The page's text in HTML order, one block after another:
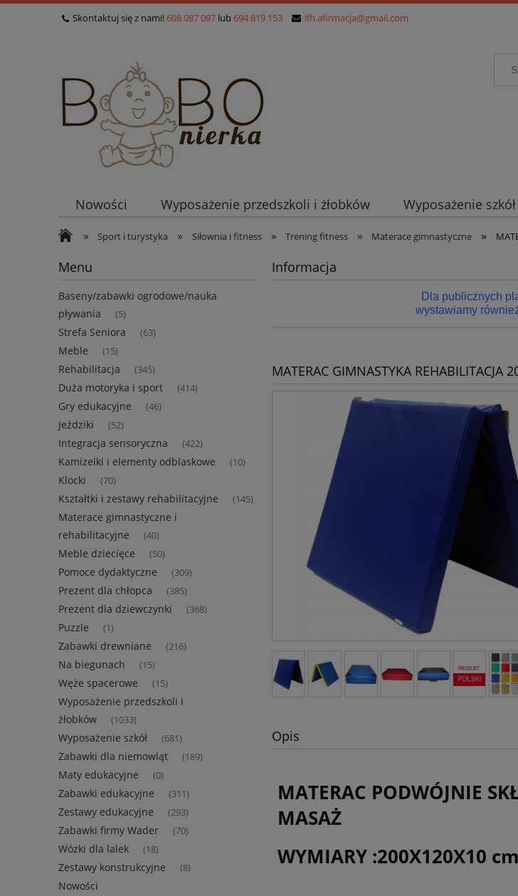
Skontaktuj się z nami! 608 087 097 lub 694 819 153
ifh.afirmacja@gmail.com
Nowości Wyposażenie przedszkoli i żłobków Wyposażenie szkół
» Sport i turystyka » Siłownia i fitness » Trening fitness » Materace gimnastyczne »
Menu
Baseny/zabawki ogrodowe/nauka
pływania
(5)
Strefa Seniora (63)
Meble (15)
Rehabilitacja (345)
Duża motoryka i sport (414)
Gry edukacyjne (46)
Jeździki (52)
Integracja sensoryczna (422)
Kamizelki i elementy odblaskowe (10)
Klocki (70)
Kształtki i zestawy rehabilitacyjne (145)
Materace gimnastyczne i
rehabilitacyjne
(40)
Meble dziecięce (50)
Pomoce dydaktyczne (309)
Prezent dla chłopca (385)
Prezent dla dziewczynki (368)
Puzzle (1)
Zabawki drewniane (216)
Na biegunach (15)
Węże spacerowe (15)
Wyposażenie przedszkoli i
żłobków
(1033)
Wyposażenie szkół (681)
Zabawki dla niemowląt (189)
Maty edukacyjne (0)
Zabawki edukacyjne (311)
Zestawy edukacyjne (293)
Zabawki firmy Wader (70)
Wózki dla lalek (18)
Zestawy konstrukcyjne (8)
Nowości
Informacja
Dla publicznych
wystawiamy
MATERAC GIMNASTYKA REHABILITACJA
Opis
MATERAC PODWÓJNIE
MASAŻ
WYMIARY :200X120X10 cm